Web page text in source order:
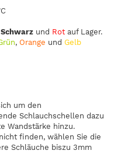
Schwarz und Rot auf Lager.
, Orange und Gelb
um den
Schlauchschellen dazu
Wandstärke hinzu.
finden, wählen Sie die
Schläuche biszu 3mm